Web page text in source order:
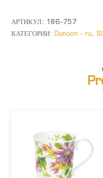
Floral
harmony
АРТИКУЛ: 186-757
КАТЕГОРИИ:Dunoon - ru,